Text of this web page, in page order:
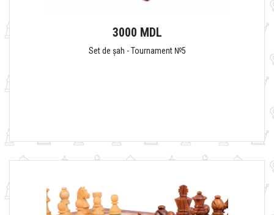
3000 MDL
Set de șah - Tournament №5